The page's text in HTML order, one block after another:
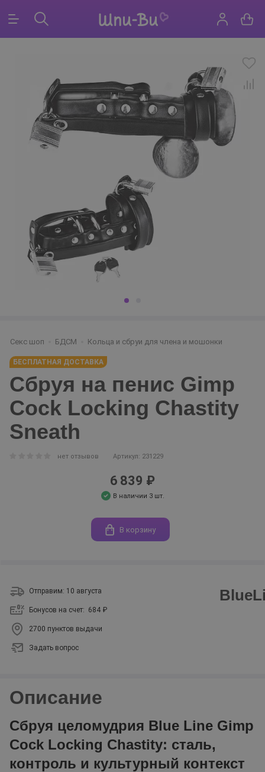
Секс шоп БДСМ Кольца и сбруи для члена и мошонки
БЕСПЛАТНАЯ ДОСТАВКА
Сбруя на пенис Gimp
Cock Locking Chastity
Sneath
нет отзывов Артикул: 231229
6 839 ₽
В наличии 3 шт.
В корзину
Отправим: 10 августа
Бонусов на счет: 684 ₽
2700 пунктов выдачи
Задать вопрос
Описание
Сбруя целомудрия Blue Line Gimp
Cock Locking Chastity: сталь,
контроль и культурный контекст